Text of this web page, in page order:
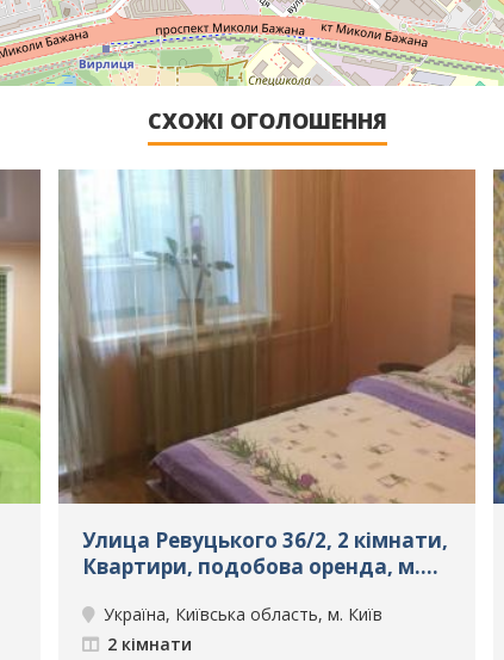
СХОЖІ ОГОЛОШЕННЯ
Улица Ревуцького 36/2, 2 кімнати,
Квартири, подобова оренда, м.
Україна, Київська область, м. Київ
2 кімнати